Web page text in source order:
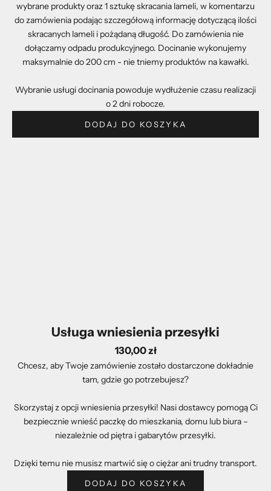
wybrane produkty oraz 1 sztukę skracania lameli, w komentarzu
do zamówienia podając szczegółową informację dotyczącą ilości
skracanych lameli i pożądaną długość. Do zamówienia nie
dołączamy odpadu produkcyjnego. Docinanie wykonujemy
maksymalnie do 200 cm - nie tniemy produktów na kawałki.
Wybranie usługi docinania powoduje wydłużenie czasu realizacji
o 2 dni robocze.
DODAJ DO KOSZYKA
Usługa wniesienia przesyłki
130,00 zł
Chcesz, aby Twoje zamówienie zostało dostarczone dokładnie
tam, gdzie go potrzebujesz?
Skorzystaj z opcji wniesienia przesyłki! Nasi dostawcy pomogą Ci
bezpiecznie wnieść paczkę do mieszkania, domu lub biura –
niezależnie od piętra i gabarytów przesyłki.
Dzięki temu nie musisz martwić się o ciężar ani trudny transport.
DODAJ DO KOSZYKA